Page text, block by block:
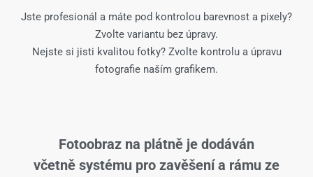
Jste profesionál a máte pod kontrolou barevnost a pixely?
Zvolte variantu bez úpravy.
Nejste si jisti kvalitou fotky? Zvolte kontrolu a úpravu
fotografie naším grafikem.
Fotoobraz na plátně je dodáván
včetně systému pro zavěšení a rámu ze